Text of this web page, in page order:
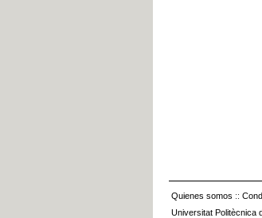
Quienes somos ::
Universitat Politècnica